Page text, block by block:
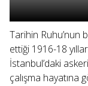
Tarihin Ruhu’nun
ettiği 1916-18
İstanbul’daki
çalışma hayatına